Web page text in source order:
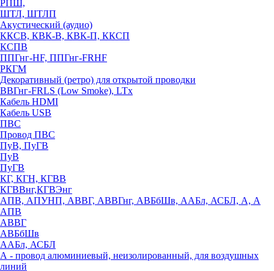
РПШ,
ШТЛ, ШТЛП
Акустический (аудио)
ККСВ, КВК-В, КВК-П, ККСП
КСПВ
ППГнг-HF, ППГнг-FRHF
РКГМ
Декоративный (ретро) для открытой проводки
ВВГнг-FRLS (Low Smoke), LTx
Кабель HDMI
Кабель USB
ПВС
Провод ПВС
ПуВ, ПуГВ
ПуВ
ПуГВ
КГ, КГН, КГВВ
КГВВнг,КГВЭнг
АПВ, АПУНП, АВВГ, АВВГнг, АВБбШв, ААБл, АСБЛ, А, А
АПВ
АВВГ
АВБбШв
ААБл, АСБЛ
А - провод алюминиевый, неизолированный, для воздушных
линий